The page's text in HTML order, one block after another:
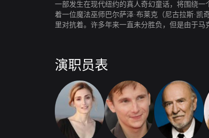
一部发生在现代纽约的真人奇幻童话，将围绕
着一位魔法巫师巴尔萨泽·布莱克（尼古拉斯·
里对抗着。许多年来一直未分胜负，但是由于
演职员表